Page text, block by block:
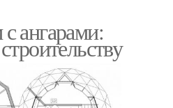
ангарами: